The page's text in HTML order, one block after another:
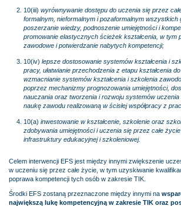
10(iii) wyrównywanie dostępu do uczenia się przez
formalnym, nieformalnym i pozaformalnym wszystkich
poszerzanie wiedzy, podnoszenie umiejętności i
promowanie elastycznych ścieżek kształcenia, w tym
zawodowe i potwierdzanie nabytych kompetencji;
10(iv) lepsze dostosowanie systemów kształcenia i
pracy, ułatwianie przechodzenia z etapu kształcenia
wzmacnianie systemów kształcenia i szkolenia
poprzez mechanizmy prognozowania umiejętności,
nauczania oraz tworzenia i rozwoju systemów
naukę zawodu realizowaną w ścisłej współpracy z
10(a) inwestowanie w kształcenie, szkolenie oraz
zdobywania umiejętności i uczenia się przez całe
infrastruktury edukacyjnej i szkoleniowej.
Celem interwencji EFS jest między innymi zwiększenie
w uczeniu się przez całe życie, w tym uzyskiwanie
poprawa kompetencji tych osób w zakresie TIK.
Środki EFS zostaną przeznaczone między innymi na
największą lukę kompetencyjną w zakresie TIK oraz